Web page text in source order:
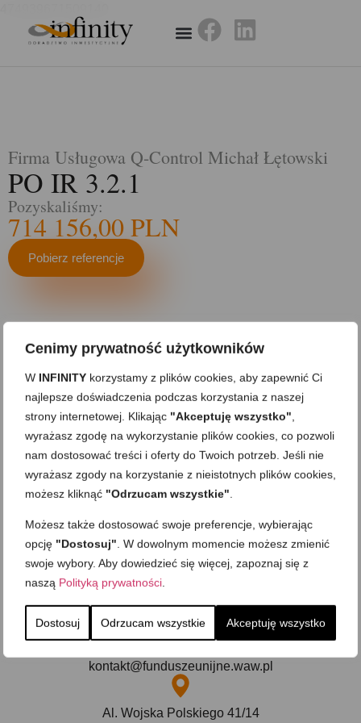
Cenimy prywatność użytkowników
W INFINITY korzystamy z plików cookies, aby zapewnić Ci
najlepsze doświadczenia podczas korzystania z naszej
strony internetowej. Klikając "Akceptuję wszystko",
wyrażasz zgodę na wykorzystanie plików cookies, co pozwoli
nam dostosować treści i oferty do Twoich potrzeb. Jeśli nie
wyrażasz zgody na korzystanie z nieistotnych plików cookies,
możesz kliknąć "Odrzucam wszystkie".
Możesz także dostosować swoje preferencje, wybierając
opcję "Dostosuj". W dowolnym momencie możesz zmienić
swoje wybory. Aby dowiedzieć się więcej, zapoznaj się z
naszą Polityką prywatności.
Dostosuj Odrzucam wszystkie Akceptuję wszystko
Firma Usługowa Q-Control Michał Łętowski
PO IR 3.2.1
Pozyskaliśmy:
714 156,00 PLN
Pobierz referencje
adhezyjnych o wydłużonym czasie aplikacji dla elementów
montażowych w przemyśle samochodowym.
+48 575 548 913
kontakt@funduszeunijne.waw.pl
Al. Wojska Polskiego 41/14